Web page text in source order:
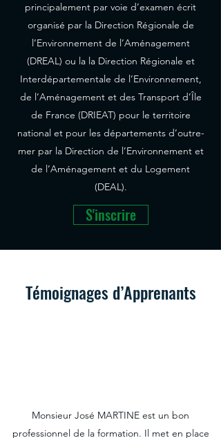
principalement par voie d’examen écrit
organisé par la Direction Régionale de
l’Environnement de l’Aménagement
(DREAL) ou la la Direction Régionale et
Interdépartementale de l’Environnement,
de l’Aménagement et des Transport d’Île
de France (DRIEAT) pour le territoire
national et pour les départements d’outre-
mer par la Direction de l’Environnement et
de l’Aménagement et du Logement
(DEAL).
S'inscrire
Témoignages d’Apprenants
Monsieur José MARTINE est un bon
professionnel de la formation. Il met en place